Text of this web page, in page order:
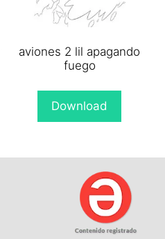
aviones 2 lil apagando
fuego
Download